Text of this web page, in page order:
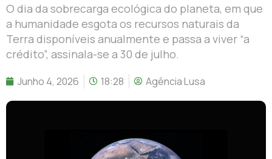
O dia da sobrecarga ecológica do planeta, em que
a humanidade esgota os recursos naturais da
Terra disponíveis anualmente e passa a viver “a
crédito”, assinala-se a 30 de julho.
Junho 4, 2026 18:28 Agência Lusa